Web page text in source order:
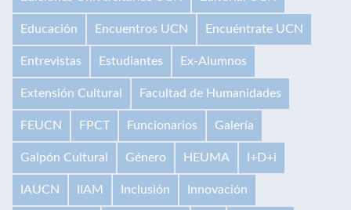
Educación Encuentros UCN Encuéntrate UCN
Entrevistas Estudiantes Ex-Alumnos
Extensión Cultural Facultad de Humanidades
FEUCN FPCT Funcionarios Galería
Galpón Cultural Género HEUMA I+D+i
IAUCN IIAM Inclusión Innovación